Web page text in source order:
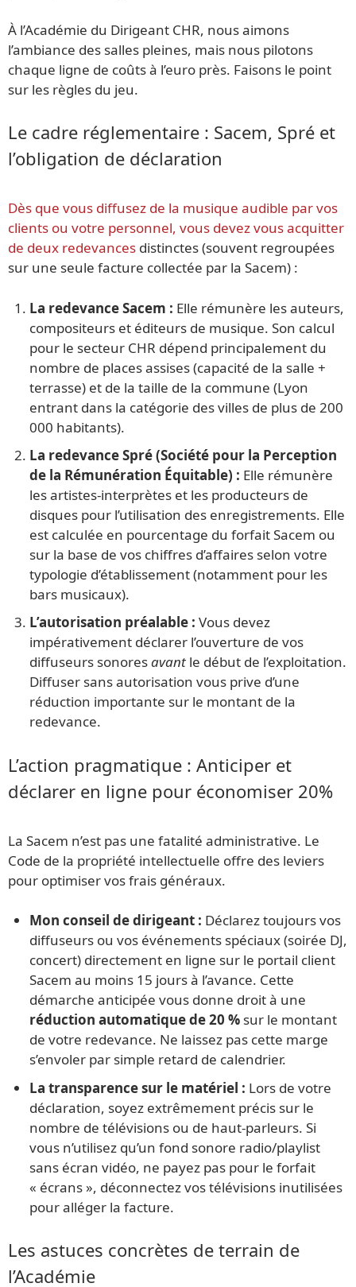
À l’Académie du Dirigeant CHR, nous aimons
l’ambiance des salles pleines, mais nous pilotons
chaque ligne de coûts à l’euro près. Faisons le point
sur les règles du jeu.
Le cadre réglementaire : Sacem, Spré et
l’obligation de déclaration
Dès que vous diffusez de la musique audible par vos
clients ou votre personnel, vous devez vous acquitter
de deux redevances distinctes (souvent regroupées
sur une seule facture collectée par la Sacem) :
La redevance Sacem : Elle rémunère les auteurs,
compositeurs et éditeurs de musique. Son calcul
pour le secteur CHR dépend principalement du
nombre de places assises (capacité de la salle +
terrasse) et de la taille de la commune (Lyon
entrant dans la catégorie des villes de plus de 200
000 habitants).
La redevance Spré (Société pour la Perception
de la Rémunération Équitable) : Elle rémunère
les artistes-interprètes et les producteurs de
disques pour l’utilisation des enregistrements. Elle
est calculée en pourcentage du forfait Sacem ou
sur la base de vos chiffres d’affaires selon votre
typologie d’établissement (notamment pour les
bars musicaux).
L’autorisation préalable : Vous devez
impérativement déclarer l’ouverture de vos
diffuseurs sonoresavant le début de l’exploitation.
Diffuser sans autorisation vous prive d’une
réduction importante sur le montant de la
redevance.
L’action pragmatique : Anticiper et
déclarer en ligne pour économiser 20%
La Sacem n’est pas une fatalité administrative. Le
Code de la propriété intellectuelle offre des leviers
pour optimiser vos frais généraux.
Mon conseil de dirigeant : Déclarez toujours vos
diffuseurs ou vos événements spéciaux (soirée DJ,
concert) directement en ligne sur le portail client
Sacem au moins 15 jours à l’avance. Cette
démarche anticipée vous donne droit à une
réduction automatique de 20 % sur le montant
de votre redevance. Ne laissez pas cette marge
s’envoler par simple retard de calendrier.
La transparence sur le matériel : Lors de votre
déclaration, soyez extrêmement précis sur le
nombre de télévisions ou de haut-parleurs. Si
vous n’utilisez qu’un fond sonore radio/playlist
sans écran vidéo, ne payez pas pour le forfait
« écrans », déconnectez vos télévisions inutilisées
pour alléger la facture.
Les astuces concrètes de terrain de
l’Académie